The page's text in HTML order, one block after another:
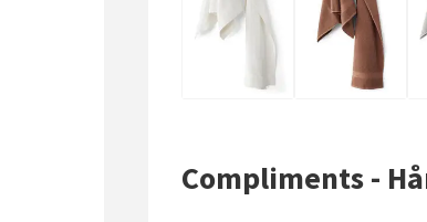
Compliments -